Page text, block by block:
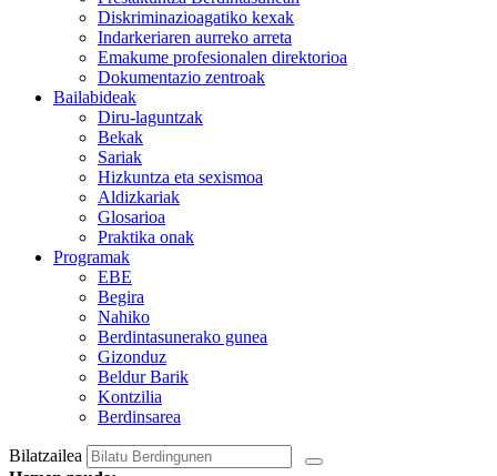
Diskriminazioagatiko kexak
Indarkeriaren aurreko arreta
Emakume profesionalen direktorioa
Dokumentazio zentroak
Bailabideak
Diru-laguntzak
Bekak
Sariak
Hizkuntza eta sexismoa
Aldizkariak
Glosarioa
Praktika onak
Programak
EBE
Begira
Nahiko
Berdintasunerako gunea
Gizonduz
Beldur Barik
Kontzilia
Berdinsarea
Bilatzailea